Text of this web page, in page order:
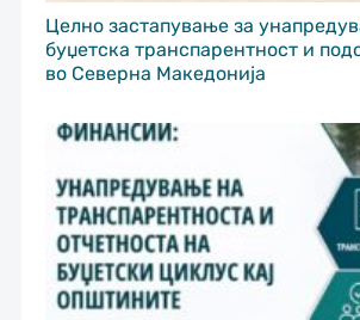
Целно застапување за
буџетска транспарентност и
во Северна Македонија